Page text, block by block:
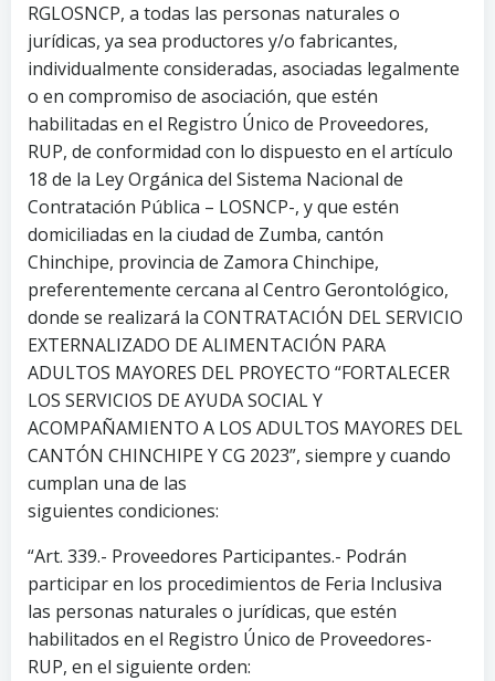
RGLOSNCP, a todas las personas naturales o
jurídicas, ya sea productores y/o fabricantes,
individualmente consideradas, asociadas legalmente
o en compromiso de asociación, que estén
habilitadas en el Registro Único de Proveedores,
RUP, de conformidad con lo dispuesto en el artículo
18 de la Ley Orgánica del Sistema Nacional de
Contratación Pública – LOSNCP-, y que estén
domiciliadas en la ciudad de Zumba, cantón
Chinchipe, provincia de Zamora Chinchipe,
preferentemente cercana al Centro Gerontológico,
donde se realizará la CONTRATACIÓN DEL SERVICIO
EXTERNALIZADO DE ALIMENTACIÓN PARA
ADULTOS MAYORES DEL PROYECTO “FORTALECER
LOS SERVICIOS DE AYUDA SOCIAL Y
ACOMPAÑAMIENTO A LOS ADULTOS MAYORES DEL
CANTÓN CHINCHIPE Y CG 2023”, siempre y cuando
cumplan una de las
siguientes condiciones:
“Art. 339.- Proveedores Participantes.- Podrán
participar en los procedimientos de Feria Inclusiva
las personas naturales o jurídicas, que estén
habilitados en el Registro Único de Proveedores-
RUP, en el siguiente orden: